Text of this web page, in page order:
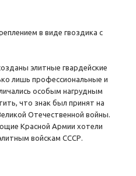
в виде гвоздика с
элитные гвардейские
лишь профессиональные и
особым нагрудным
что знак был принят на
Отечественной войны.
Красной Армии хотели
войскам СССР.